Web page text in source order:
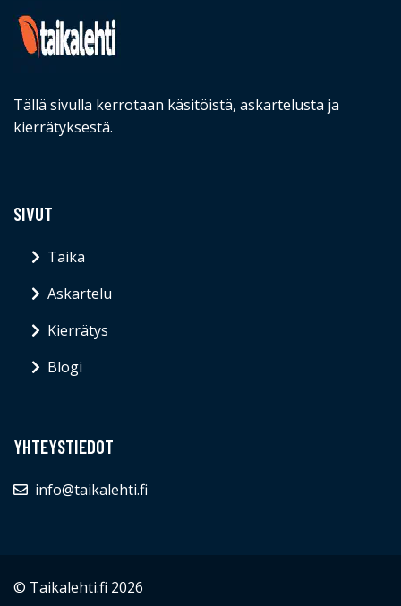
Tällä sivulla kerrotaan käsitöistä, askartelusta ja
kierrätyksestä.
SIVUT
Taika
Askartelu
Kierrätys
Blogi
YHTEYSTIEDOT
info@taikalehti.fi
© Taikalehti.fi 2026